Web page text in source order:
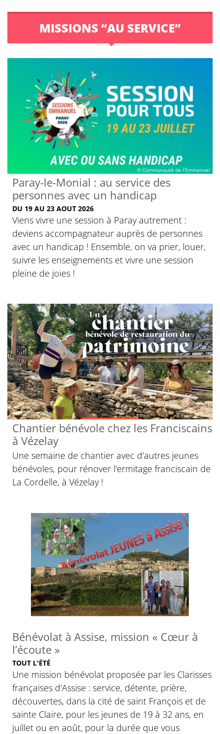
MISSIONS “AU SERVICE”
© Communauté de l’Emmanuel
Paray-le-Monial : au service des
personnes avec un handicap
DU 19 AU 23 AOUT 2026
Viens vivre une session à Paray autrement :
deviens accompagnateur auprès de personnes
avec un handicap ! Ensemble, on va prier, louer,
suivre les enseignements et vivre une session
pleine de joies !
© Franciscains
Chantier bénévole chez les Franciscains
à Vézelay
Une semaine de chantier avec d'autres jeunes
bénévoles, pour rénover l'ermitage franciscain de
La Cordelle, à Vézelay !
Bénévolat à Assise, mission « Cœur à
l’écoute »
TOUT L'ÉTÉ
Une mission bénévolat proposée par les Clarisses
françaises d'Assise : service, détente, prière,
découvertes, dans la cité de saint François et de
sainte Claire, pour les jeunes de 19 à 32 ans, en
juillet ou en août, pour la durée que vous